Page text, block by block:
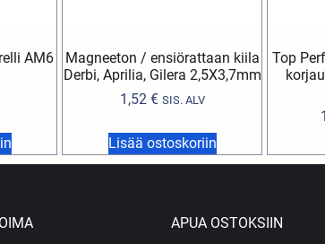
AM6
Magneeton / ensiörattaan kiila
Derbi, Aprilia, Gilera 2,5X3,7mm
1,52 € SIS. ALV
Lisää ostoskoriin
Top
APUA OSTOKSIIN